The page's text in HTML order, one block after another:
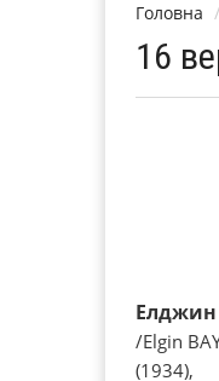
Головна
16
/Elgin
(1934),